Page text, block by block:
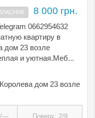
8 000 грн.
0662954632
квартиру в
дом 23 возле
и уютная.Меб...
дом 23 возле
— Поверх: 2/9